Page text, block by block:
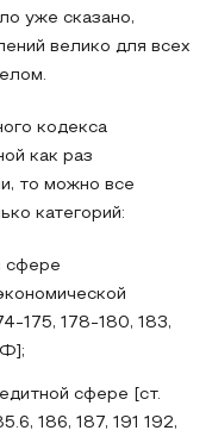
уже сказано,
велико для всех
кодекса
как раз
то можно все
категорий:
сфере
175, 178-180, 183,
сфере [ст.
186, 187, 191 192,